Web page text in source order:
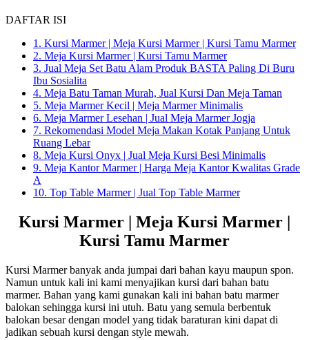
DAFTAR ISI
1. Kursi Marmer | Meja Kursi Marmer | Kursi Tamu Marmer
2. Meja Kursi Marmer | Kursi Tamu Marmer
3. Jual Meja Set Batu Alam Produk BASTA Paling Di Buru
Ibu Sosialita
4. Meja Batu Taman Murah, Jual Kursi Dan Meja Taman
5. Meja Marmer Kecil | Meja Marmer Minimalis
6. Meja Marmer Lesehan | Jual Meja Marmer Jogja
7. Rekomendasi Model Meja Makan Kotak Panjang Untuk
Ruang Lebar
8. Meja Kursi Onyx | Jual Meja Kursi Besi Minimalis
9. Meja Kantor Marmer | Harga Meja Kantor Kwalitas Grade
A
10. Top Table Marmer | Jual Top Table Marmer
Kursi Marmer | Meja Kursi Marmer |
Kursi Tamu Marmer
Kursi Marmer banyak anda jumpai dari bahan kayu maupun spon.
Namun untuk kali ini kami menyajikan kursi dari bahan batu
marmer. Bahan yang kami gunakan kali ini bahan batu marmer
balokan sehingga kursi ini utuh. Batu yang semula berbentuk
balokan besar dengan model yang tidak baraturan kini dapat di
jadikan sebuah kursi dengan style mewah.